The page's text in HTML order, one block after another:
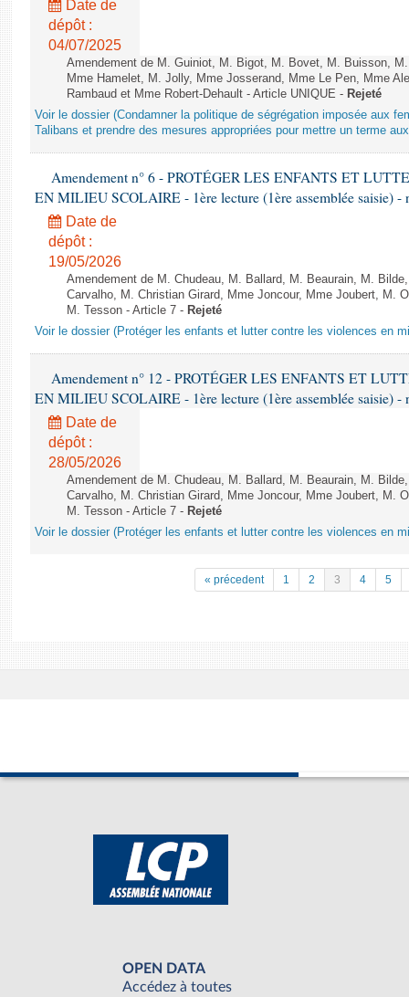
Date de
dépôt :
04/07/2025
Amendement de M. Guiniot, M. Bigot, M. Bovet, M. Buisson,
Mme Hamelet, M. Jolly, Mme Josserand, Mme Le Pen, Mme
Rambaud et Mme Robert-Dehault - Article UNIQUE - Rejeté
Voir le dossier (Condamner la politique de ségrégation imposée aux
Talibans et prendre des mesures appropriées pour mettre un terme
Amendement n° 6 - PROTÉGER LES ENFANTS ET
EN MILIEU SCOLAIRE - 1ère lecture (1ère assemblée saisie) -
Date de
dépôt :
19/05/2026
Amendement de M. Chudeau, M. Ballard, M. Beaurain, M.
Carvalho, M. Christian Girard, Mme Joncour, Mme Joubert, M.
M. Tesson - Article 7 - Rejeté
Voir le dossier (Protéger les enfants et lutter contre les violences en
Amendement n° 12 - PROTÉGER LES ENFANTS ET
EN MILIEU SCOLAIRE - 1ère lecture (1ère assemblée saisie) -
Date de
dépôt :
28/05/2026
Amendement de M. Chudeau, M. Ballard, M. Beaurain, M.
Carvalho, M. Christian Girard, Mme Joncour, Mme Joubert, M.
M. Tesson - Article 7 - Rejeté
Voir le dossier (Protéger les enfants et lutter contre les violences en
« précedent 1 2 3 4 5
OPEN DATA
Accédez à toutes